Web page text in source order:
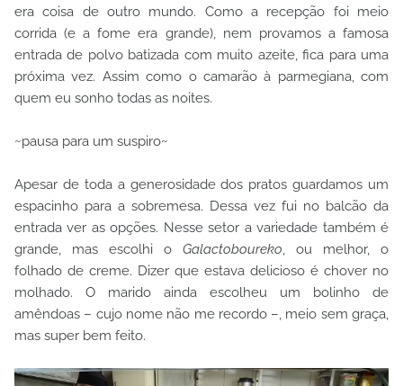
era coisa de outro mundo. Como a recepção foi meio
corrida (e a fome era grande), nem provamos a famosa
entrada de polvo batizada com muito azeite, fica para uma
próxima vez. Assim como o camarão à parmegiana, com
quem eu sonho todas as noites.
~pausa para um suspiro~
Apesar de toda a generosidade dos pratos guardamos um
espacinho para a sobremesa. Dessa vez fui no balcão da
entrada ver as opções. Nesse setor a variedade também é
grande, mas escolhi o Galactoboureko, ou melhor, o
folhado de creme. Dizer que estava delicioso é chover no
molhado. O marido ainda escolheu um bolinho de
amêndoas – cujo nome não me recordo –, meio sem graça,
mas super bem feito.